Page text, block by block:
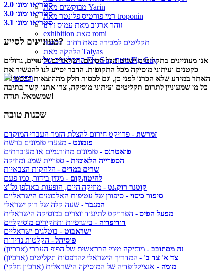
מבוקשים מאת Yarin
רמי פורטיס פלונטר מאת troponin
זוהר ארגוב מאת עמוס זורנו
exhibition מאת romi
תקליטים למכירה מאת רחוב_המסגר
הלהקה מאת Talyas
התקליטים של Fly Guy מאת Fly Guy
תפריט
סטריאו ומונו 2.0
סטריאו ומונו 3.0
סטריאו ומונו 3.1
מעוניינים לסייע?
אנו מעוניינים בתקליטים ישנים מכל הסוגים, ישראליים ולועזיים, גדולים
כקטנים ועיתוני מוסיקה מכל התקופות. הדבר יסייע לנו להעשיר את
האתר במידע שלא הכרנו לפני כן, וגם לכסות חלק מההוצאות הכספיות.
כל מי שמעוניין לתרום תקליטים ועיתוני מוסיקה, צרו אתנו קשר בתיבה
שמשמאל. תודה!
שכנות טובה
זמרשת - פרויקט חירום להצלת הזמר העברי המוקדם
פזמונט - מצעדי פזמונים ברשת
פואטרנס - פזמונים מתורגמים או מעוברתים
הספרייה הלאומית - ספריית שמע ומוזיקה
שרים במדים - הלהקות הצבאיות
להיטון.קום - מגזין בידור, כמו פעם
קוטנר רוק.נט - מוזיקה היום, הופעות באולפן גל"צ
סיפור כיסוי - סיפורן של עטיפות האלבומים הישראליים
המגבר - שעה קלה של רוק ישראלי
מפעל הפיס - הפרויקט לתיעוד יוצרים במוסיקה הישראלית
דודיפדיה - ביוגרפיות ותחקירים מוסיקליים
ישראבוט - בוטלגים ישראליים
פוסיהל - הקלטות נדירות
זה מסתובב - מוסיקה מימי הבראשית של הפופ העברי (ארכיון)
צד א' צד ב' - המדריך הישראלי להדפסות תקליטים (ארכיון)
מומה - אנציקלופדיה של המוסיקה הישראלית (ארכיון חלקי)